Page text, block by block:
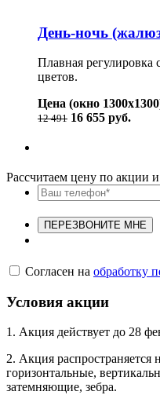
День-ночь
Плавная регулировка
цветов.
Цена (окно
12 491 16 655 руб.
Рассчитаем цену по акции
ПЕРЕЗВОНИТЕ МНЕ
Согласен на обработку
Условия акции
1. Акция действует до 28
2. Акция
горизонтальные,
затемняющие, зебра.